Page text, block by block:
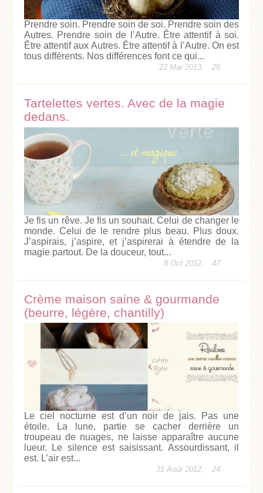
Prendre soin. Prendre soin de soi. Prendre soin des
Autres. Prendre soin de l’Autre. Être attentif à soi.
Être attentif aux Autres. Être attentif à l’Autre. On est
tous différents. Nos différences font ce qui...
22 Mar 2013, 25
Tartelettes vertes. Avec de la magie
dedans.
Je fis un rêve. Je fis un souhait. Celui de changer le
monde. Celui de le rendre plus beau. Plus doux.
J’aspirais, j’aspire, et j’aspirerai à étendre de la
magie partout. De la douceur, tout...
8 Oct 2012, 47
Crème maison saine & gourmande
(beurre, légère, chantilly)
Le ciel nocturne est d’un noir de jais. Pas une
étoile. La lune, partie se cacher derrière un
troupeau de nuages, ne laisse apparaître aucune
lueur. Le silence est saisissant. Assourdissant, il
est. L’air est...
31 Août 2012, 24